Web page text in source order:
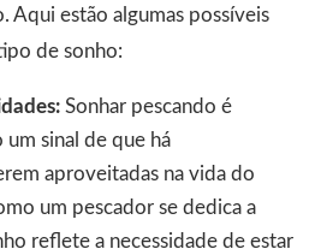
Aqui estão algumas possíveis
de sonho:
Sonhar pescando é
sinal de que há
aproveitadas na vida do
um pescador se dedica a
reflete a necessidade de estar